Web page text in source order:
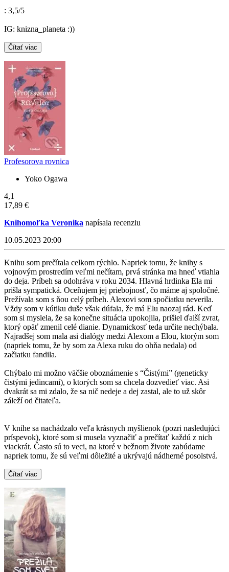
: 3,5/5
IG: knizna_planeta :))
Čítať viac
Profesorova rovnica
Yoko Ogawa
4,1
17,89 €
Knihomoľka Veronika napísala recenziu
10.05.2023 20:00
Knihu som prečítala celkom rýchlo. Napriek tomu, že knihy s
vojnovým prostredím veľmi nečítam, prvá stránka ma hneď vtiahla
do deja. Príbeh sa odohráva v roku 2034. Hlavná hrdinka Ela mi
prišla sympatická. Oceňujem jej priebojnosť, čo máme aj spoločné.
Prežívala som s ňou celý príbeh. Alexovi som spočiatku neverila.
Vždy som v kútiku duše však dúfala, že má Elu naozaj rád. Keď
som si myslela, že sa konečne situácia upokojila, prišiel ďalší zvrat,
ktorý opäť zmenil celé dianie. Dynamickosť teda určite nechýbala.
Najradšej som mala asi dialógy medzi Alexom a Elou, ktorým som
(napriek tomu, že by som za Alexa ruku do ohňa nedala) od
začiatku fandila.
Chýbalo mi možno väčšie oboznámenie s “Čistými” (geneticky
čistými jedincami), o ktorých som sa chcela dozvedieť viac. Asi
dvakrát sa mi zdalo, že sa nič nedeje a dej zastal, ale to už skôr
záleží od čitateľa.
V knihe sa nachádzalo veľa krásnych myšlienok (pozri nasledujúci
príspevok), ktoré som si musela vyznačiť a prečítať každú z nich
viackrát. Často sú to veci, na ktoré v bežnom živote zabúdame
napriek tomu, že sú veľmi dôležité a ukrývajú nádherné posolstvá.
Čítať viac